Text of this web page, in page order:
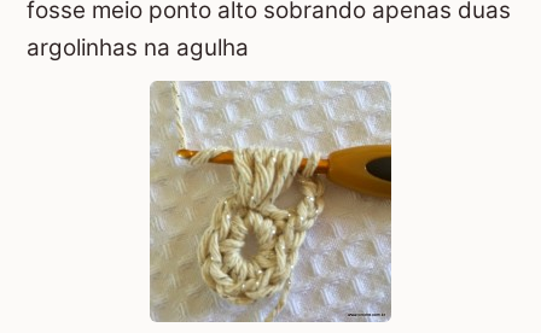
fosse meio ponto alto sobrando apenas duas
argolinhas na agulha